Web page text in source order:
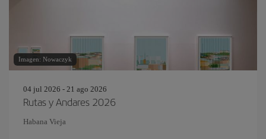
Imagen: Nowaczyk
04 jul 2026 - 21 ago 2026
Rutas y Andares 2026
Habana Vieja